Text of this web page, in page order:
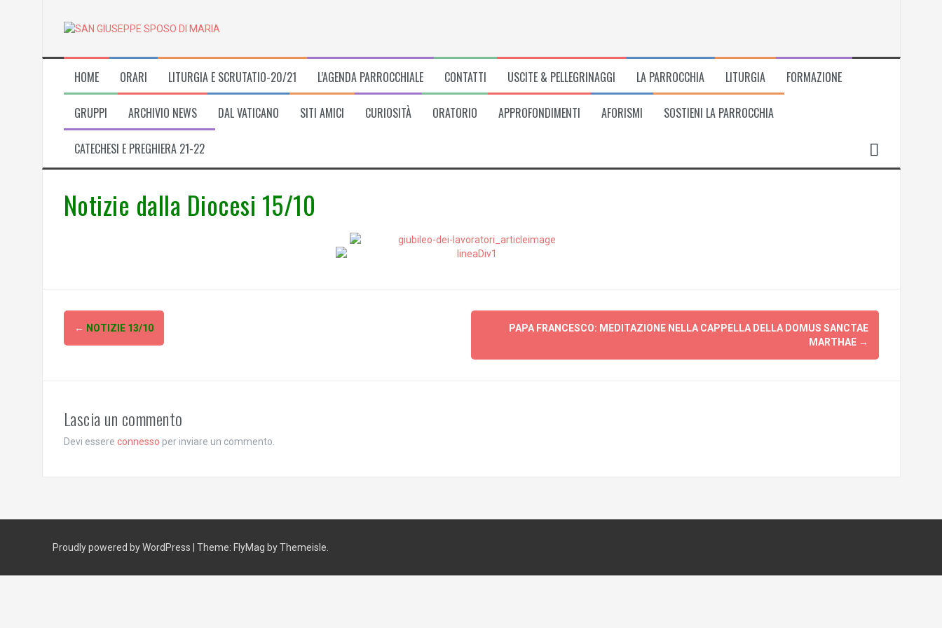
HOME ORARI LITURGIA E SCRUTATIO-20/21 L’AGENDA PARROCCHIALE CONTATTI USCITE & PELLEGRINAGGI LA PARROCCHIA LITURGIA FORMAZIONE
GRUPPI ARCHIVIO NEWS DAL VATICANO SITI AMICI CURIOSITÀ ORATORIO APPROFONDIMENTI AFORISMI SOSTIENI LA PARROCCHIA
CATECHESI E PREGHIERA 21-22
Notizie dalla Diocesi 15/10
Post
navigation
← NOTIZIE 13/10
PAPA FRANCESCO: MEDITAZIONE NELLA CAPPELLA DELLA DOMUS SANCTAE
MARTHAE →
Lascia un commento
Devi essere connesso per inviare un commento.
Proudly powered by WordPress Theme: FlyMag by Themeisle.